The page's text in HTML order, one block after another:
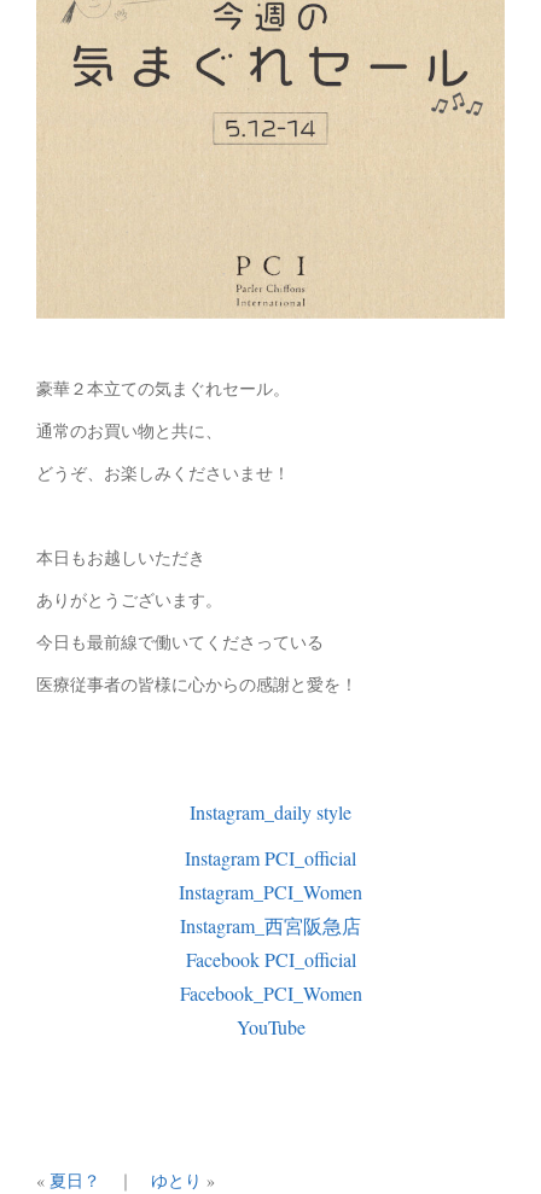
豪華２本立ての気まぐれセール。
通常のお買い物と共に、
どうぞ、お楽しみくださいませ！
本日もお越しいただき
ありがとうございます。
今日も最前線で働いてくださっている
医療従事者の皆様に心からの感謝と愛を！
Instagram_daily style
Instagram PCI_official
Instagram_PCI_Women
Instagram_西宮阪急店
Facebook PCI_official
Facebook_PCI_Women
YouTube
« 夏日？ ｜ ゆとり »